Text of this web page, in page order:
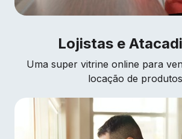
Lojistas e
Uma super vitrine online para
locação de produtos